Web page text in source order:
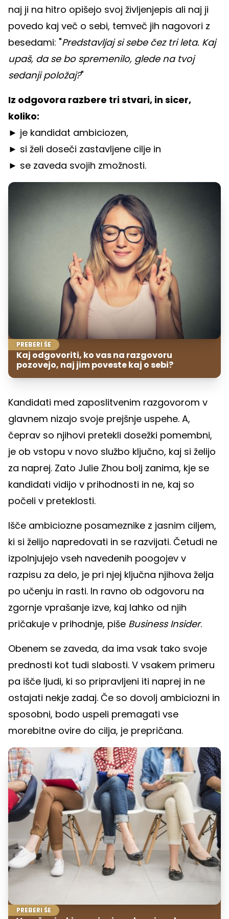
naj ji na hitro opišejo svoj življenjepis ali naj ji
povedo kaj več o sebi, temveč jih nagovori z
besedami: "Predstavljaj si sebe čez tri leta. Kaj
upaš, da se bo spremenilo, glede na tvoj
sedanji položaj?"
Iz odgovora razbere tri stvari, in sicer,
koliko:
► je kandidat ambiciozen,
► si želi doseči zastavljene cilje in
► se zaveda svojih zmožnosti.
PREBERI ŠE
Kaj odgovoriti, ko vas na razgovoru
pozovejo, naj jim poveste kaj o sebi?
Kandidati med zaposlitvenim razgovorom v
glavnem nizajo svoje prejšnje uspehe. A,
čeprav so njihovi pretekli dosežki pomembni,
je ob vstopu v novo službo ključno, kaj si želijo
za naprej. Zato Julie Zhou bolj zanima, kje se
kandidati vidijo v prihodnosti in ne, kaj so
počeli v preteklosti.
Išče ambiciozne posameznike z jasnim ciljem,
ki si želijo napredovati in se razvijati. Četudi ne
izpolnjujejo vseh navedenih poogojev v
razpisu za delo, je pri njej ključna njihova želja
po učenju in rasti. In ravno ob odgovoru na
zgornje vprašanje izve, kaj lahko od njih
pričakuje v prihodnje, piše Business Insider.
Obenem se zaveda, da ima vsak tako svoje
prednosti kot tudi slabosti. V vsakem primeru
pa išče ljudi, ki so pripravljeni iti naprej in ne
ostajati nekje zadaj. Če so dovolj ambiciozni in
sposobni, bodo uspeli premagati vse
morebitne ovire do cilja, je prepričana.
PREBERI ŠE